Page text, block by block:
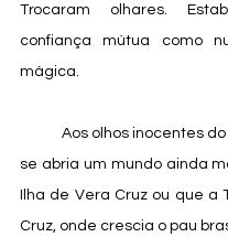
Trocaram olhares.
confiança mútua como
mágica.
se abria um mundo ainda
Ilha de Vera Cruz ou que a
Cruz, onde crescia o pau